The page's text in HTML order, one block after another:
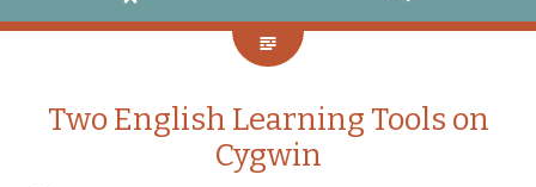
Two English Learning Tools on
Cygwin